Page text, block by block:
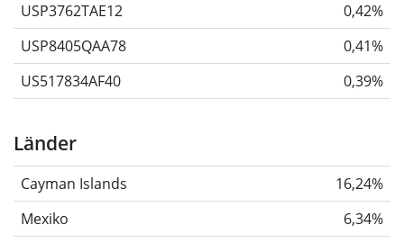
USP3762TAE12
0,42%
USP8405QAA78
0,41%
US517834AF40
0,39%
Länder
Cayman Islands
16,24%
Mexiko
6,34%